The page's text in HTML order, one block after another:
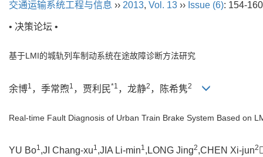
交通运输系统工程与信息 ›› 2013, Vol. 13 ›› Issue (6): 154-
• 决策论坛 •
基于LMI的城轨列车制动系统在途故障诊断方法研究
余博1 ，季常煦1 ，贾利民*1 ，龙静2 ，陈希隽2
Real-time Fault Diagnosis of Urban Train Brake System Based on
YU Bo1,JI Chang-xu1,JIA Li-min1,LONG Jing2,CHEN Xi-jun2